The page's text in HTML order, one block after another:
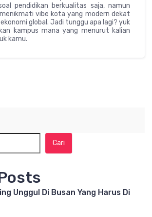
pendidikan berkualitas saja, namun
vibe kota yang modern dekat
global. Jadi tunggu apa lagi? yuk
kampus mana yang menurut kalian
kamu.
Cari
Unggul Di Busan Yang Harus Di